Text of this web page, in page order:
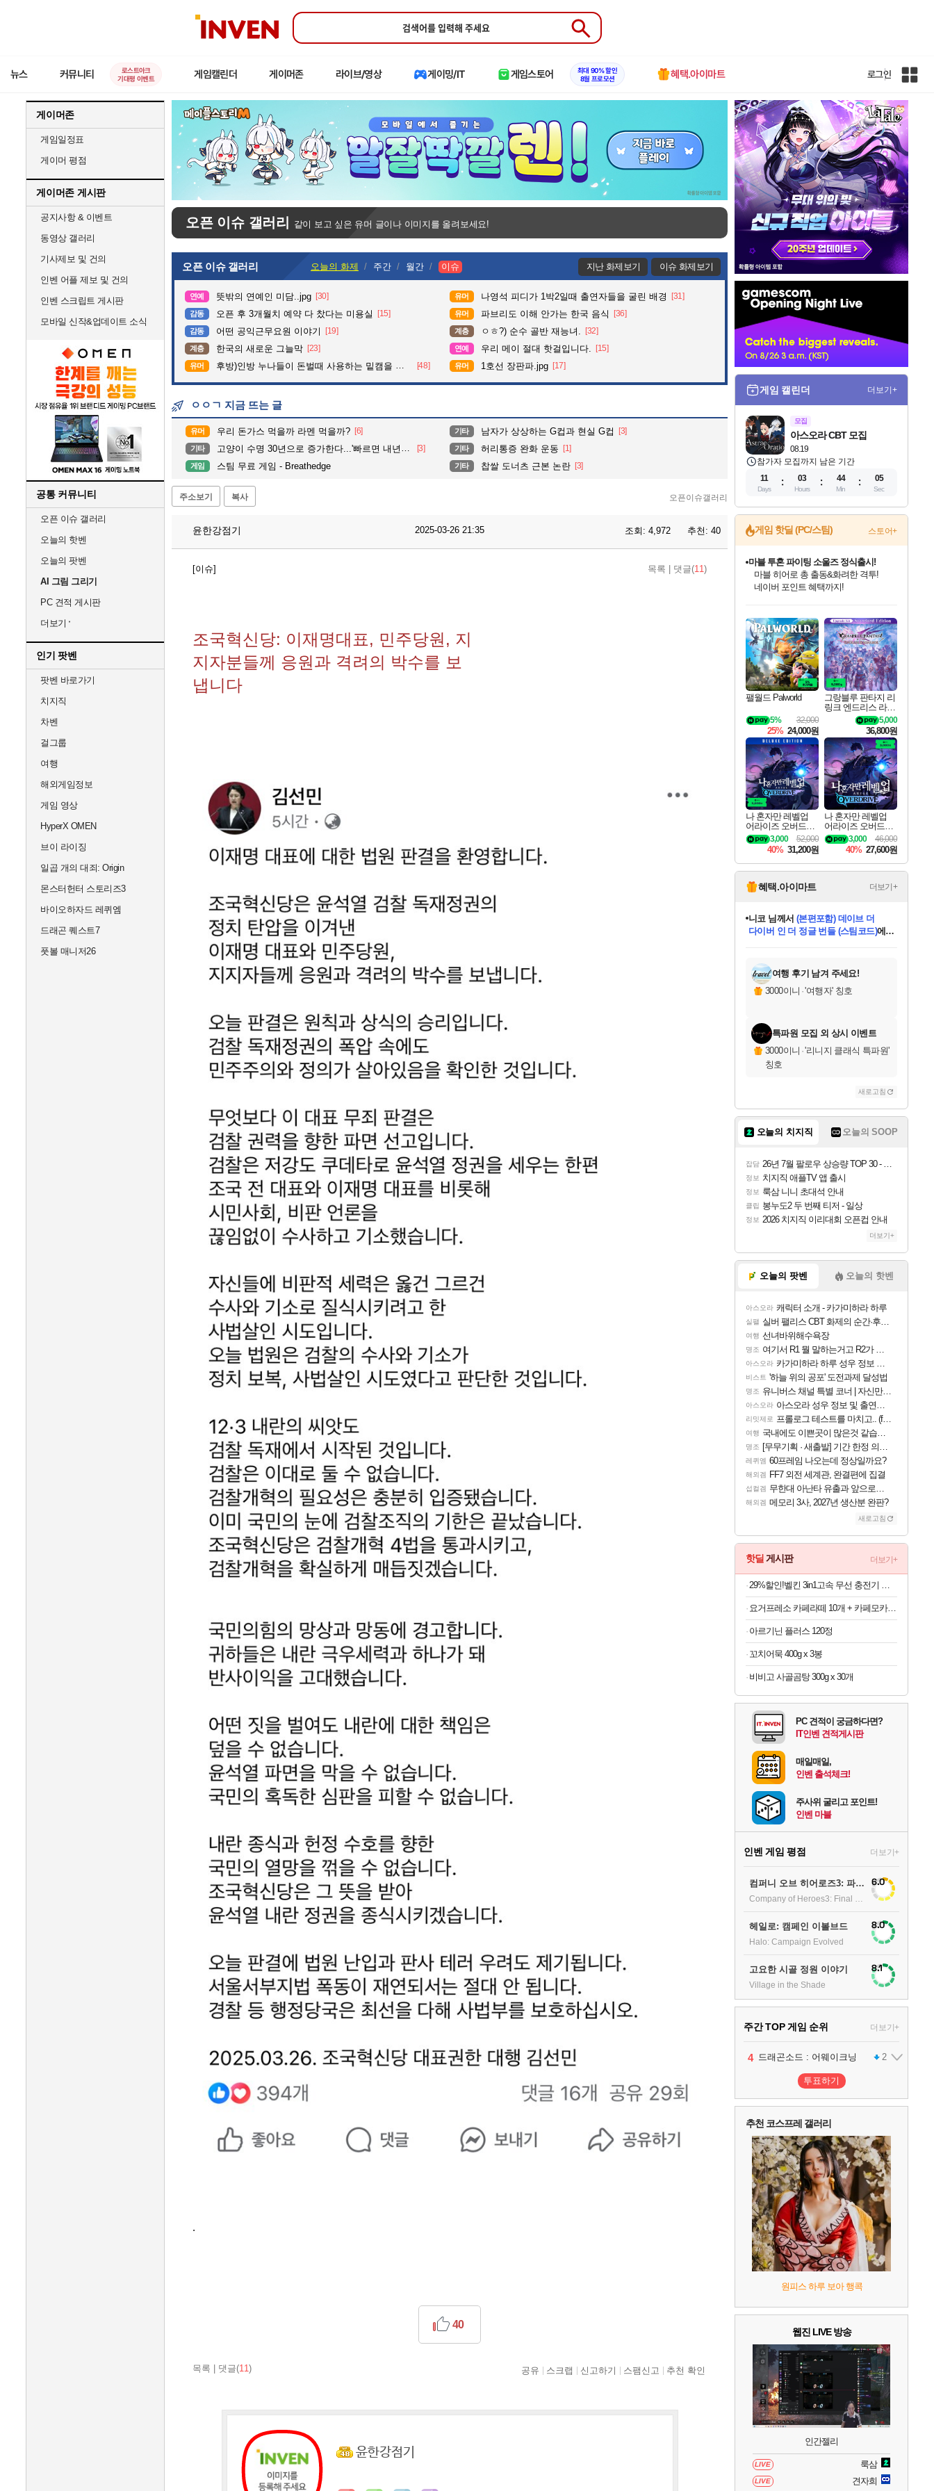
인
Submit
뉴스 커뮤니티
로스트아크
기대평 이벤트
게임캘린더 게이머존 라이브/영상 게이밍/IT 게임스토어
최대 90% 할인
8월 프로모션
혜택.아이마트 로그인
인
게이머존
게임일정표
게이머 평점
게이머존 게시판
공지사항 & 이벤트
동영상 갤러리
기사제보 및 건의
인벤 어플 제보 및 건의
인벤 스크립트 게시판
모바일 신작&업데이트 소식
공통 커뮤니티
오픈 이슈 갤러리
오늘의 핫벤
오늘의 팟벤
AI 그림 그리기
PC 견적 게시판
더보기
인기 팟벤
팟벤 바로가기
치지직
차벤
걸그룹
여행
해외게임정보
게임 영상
HyperX OMEN
브이 라이징
일곱 개의 대죄: Origin
몬스터헌터 스토리즈3
바이오하자드 레퀴엠
드래곤 퀘스트7
풋볼 매니저26
오픈 이슈 갤러리 같이 보고 싶은 유머 글이나 이미지를 올려보세요!
오픈 이슈 갤러리 오늘의 화제 주간 월간 이슈 지난 화제보기 이슈 화제보기
연예 뜻밖의 연예인 미담..jpg [30] 유머 나영석 피디가 1박2일때 출연자들을 굴린 배경 [31]
감동 오픈 후 3개월치 예약 다 찼다는 미용실 [15] 유머 파브리도 이해 안가는 한국 음식 [36]
감동 어떤 공익근무요원 이야기 [19] 계층 ㅇㅎ?) 순수 골반 재능녀. [32]
계층 한국의 새로운 그늘막 [23] 연예 우리 메이 절대 핫걸입니다. [15]
유머 후방)인방 누나들이 돈벌때 사용하는 밑캠을 알아보자 [48] 유머 1호선 장판파.jpg [17]
ㅇㅇㄱ 지금 뜨는 글
유머 우리 돈가스 먹을까 라멘 먹을까? [6] 기타 남자가 상상하는 G컵과 현실 G컵 [3]
기타 고양이 수명 30년으로 증가한다...'빠르면 내년부터 상용화' [3] 기타 허리통증 완화 운동 [1]
게임 스팀 무료 게임 - Breathedge 기타 찹쌀 도너츠 근본 논란 [3]
주소보기 복사 오픈이슈갤러리
윤한강점기 2025-03-26 21:35 조회: 4,972 추천: 40
[이슈] 목록 댓글(11)
조국혁신당: 이재명대표, 민주당원, 지
지자분들께 응원과 격려의 박수를 보
냅니다
.
목록 댓글(11 )
40
공유 스크랩 신고하기 스팸신고 추천 확인
윤한강점기
벤
게임 캘린더 더보기+
모집
08.19
아스오라 CBT 모집
참가자 모집까지 남은 기간
11
Days
03
Hours
44
Min
04
Sec
게임 핫딜 (PC/스팀) 스토어+
최대 90% 할인가를 만나보세요!
네이버혜택과 함께 만나보세요!
50%할인&추가 적립까지!
마블 투혼 파이팅 소울즈 정식출시!
마블 히어로 총 출동&화려한 격투!
네이버 포인트 혜택까지!
이니&베니 혜택까지!
네이버 혜택가와 함께 예약하세요!
할인&네이버혜택으로 만나보세요!
네이버페이 혜택과 만나보세요!
40주년 프로모션으로 만나보세요!
할인가에 만나보세요!
일부 에디션 상시 할인!
혜택으로 예약 판매 중
편안하게 충전하세요
팰월드 Palworld
32,000
5%
25% 24,000원
그랑블루 판타지 리
링크 엔드리스 라그
나로크 업그레이드
킷 Granblue Fantasy
Relink Endless Ragn
arok Upgrade Kit DL
C
5,000
36,800원
나 혼자만 레벨업
어라이즈 오버드라
이브 디럭스 에디션
Solo Leveling Arise
Overdrive Deluxe Edi
tion
52,000
3,000
40% 31,200원
나 혼자만 레벨업
어라이즈 오버드라
이브 Solo Leveling A
rise
46,000
3,000
40% 27,600원
혜택.아이마트 더보기+
교환.
당첨되셨습니다.
니코님께서 (본편포함) 데이브 더
다이버 인 더 정글 번들 (스팀코드)에
당첨되셨습니다.
당첨되셨습니다.
당첨되셨습니다.
당첨되셨습니다.
당첨되셨습니다.
에디션 (스팀코드) 를 교환.
당첨되셨습니다.
여행 후기 남겨 주세요!
3000이니 ·'여행자' 칭호
특파원 모집 외 상시 이벤트
3000이니 ·'리니지 클래식 특파원'
칭호
새로고침
오늘의 치지직 오늘의 SOOP
잡담 26년 7월 팔로우 상승량 TOP 30 - 월간 치지직
정보 치지직 애플TV 앱 출시
정보 룩삼 니니 초대석 안내
클립 봉누도2 두 번째 티저 - 일상
정보 2026 치지직 이리대회 오픈컵 안내
더보기+
오늘의 팟벤 오늘의 핫벤
아스오라 캐릭터 소개 - 카가미하라 하루
실팰 실버 팰리스 CBT 화제의 순간·후기 모음
여행 선녀바위해수욕장
명조 여기서 R1 뭘 말하는거고 R2가 뭘말하는걸까요?
아스오라 카가미하라 하루 성우 정보 및 주요 필모
비스트 '하늘 위의 공포' 도전과제 달성법
명조 유니버스 채널 특별 코너 | 자신만의 스타일
아스오라 아스오라 성우 정보 및 출연작 모음
리밋제로 프롤로그 테스트를 마치고.. (feat. 리아)
여행 국내에도 이쁜곳이 많은것 같습니다
명조 [무무기획 · 새출발] 기간 한정 의뢰 이벤트
레퀴엠 60프레임 나오는데 정상일까요?
해외겜 FF7 외전 세계관, 완결편에 집결
섭컬겜 무한대 아난타 유출과 앞으로의 예상 (루머)
해외겜 메모리 3사, 2027년 생산분 완판?
새로고침
핫딜 게시판 더보기+
29%할인!벨킨 3in1고속 무선 충전기 갤럭시S26 아이폰17 호환
요거프레소 카페라떼 10개 + 카페모카 10개
아르기닌 플러스 120정
꼬치어묵 400g x 3봉
비비고 사골곰탕 300g x 30개
PC 견적이 궁금하다면?
IT인벤 견적게시판
매일매일,
인벤 출석체크!
주사위 굴리고 포인트!
인벤 마블
인벤 게임 평점 더보기+
컴퍼니 오브 히어로즈3: 파이널 스탠드 6.0
헤일로: 캠페인 이볼브드
Halo: Campaign Evolved
8.0
고요한 시골 정원 이야기
Village in the Shade
8.1
주간 TOP 게임 순위 더보기+
1 팰월드
2 1
3 프로야구스피리츠2026 2
4 드래곤소드 : 어웨이크닝 2
5 블라인드 삼국 1
6 그랑블루 판타지 리링크 - 엔드리스 라그나로크 1
7 리듬 천국 미라클 스타즈 2
8 헤일로: 캠페인 이볼브드 2
9 캡틴 츠바사 2 월드 파이터즈
10 레고 배트맨: 레거시 오브 더 다크 나이트
투표하기
추천 코스프레 갤러리
원피스 하루 보아 행콕
웹진 LIVE 방송
인간젤리
LIVE 룩삼
LIVE 견자희